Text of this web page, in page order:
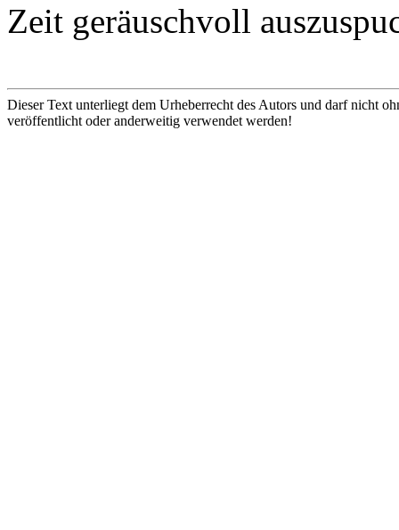
Zeit geräuschvoll
Dieser Text unterliegt dem Urheberrecht des Autors und darf nicht
veröffentlicht oder anderweitig verwendet werden!